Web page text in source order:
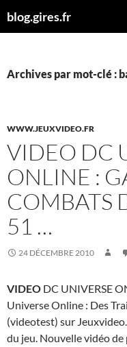
aublog.gires.fr
Archives par mot-clé :
WWW.JEUXVIDEO.FR
VIDEO DC
ONLINE :
COMBATS
51 …
24 DÉCEMBRE 2010
VIDEO DC UNIVERSE
Universe Online : Des
(videotest) sur
du jeu. Nouvelle vidéo